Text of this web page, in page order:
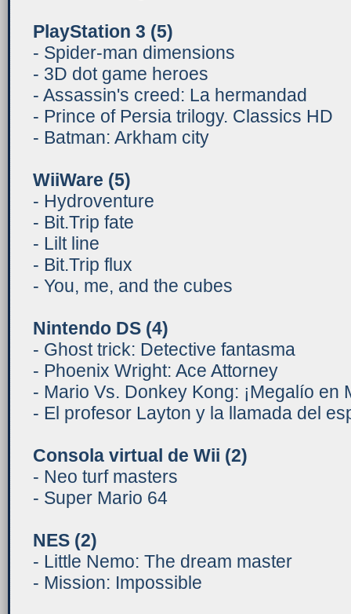
PlayStation 3 (5)
- Spider-man dimensions
- 3D dot game heroes
- Assassin's creed: La hermandad
- Prince of Persia trilogy. Classics HD
- Batman: Arkham city
WiiWare (5)
- Hydroventure
- Bit.Trip fate
- Lilt line
- Bit.Trip flux
- You, me, and the cubes
Nintendo DS (4)
- Ghost trick: Detective fantasma
- Phoenix Wright: Ace Attorney
- Mario Vs. Donkey Kong: ¡Megalío en
- El profesor Layton y la llamada del
Consola virtual de Wii (2)
- Neo turf masters
- Super Mario 64
NES (2)
- Little Nemo: The dream master
- Mission: Impossible